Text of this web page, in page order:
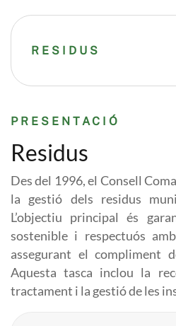
RESIDUS
PRESENTACIÓ
Residus
Des del 1996, el Consell
la gestió dels residus
L’objectiu principal és
sostenible i respectuós
assegurant el compliment
Aquesta tasca inclou la
tractament i la gestió de les